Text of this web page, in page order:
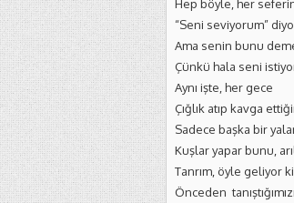
Hep böyle, her
“Seni seviyorum”
Ama senin bunu
Çünkü hala seni
Aynı işte, her gece
Çığlık atıp kavga
Sadece başka bir
Kuşlar yapar bunu,
Tanrım, öyle geliyor
Önceden